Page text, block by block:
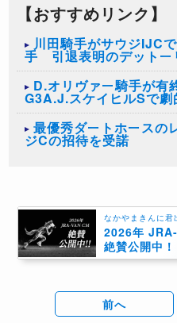
【おすすめリンク】
川田騎手がサウジIJC
手 引退表明のデットー
D.オリヴァー騎手が有
G3A.J.スケイヒルSで劇
最優秀ダートホースの
ジCの招待を受諾
なかやまきんに君
2026年
絶賛公開中！
前へ